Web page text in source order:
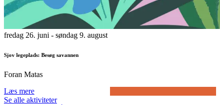
fredag 26. juni - søndag 9. august
Sjov legeplads: Besøg savannen
Foran Matas
Læs mere
Se alle aktiviteter